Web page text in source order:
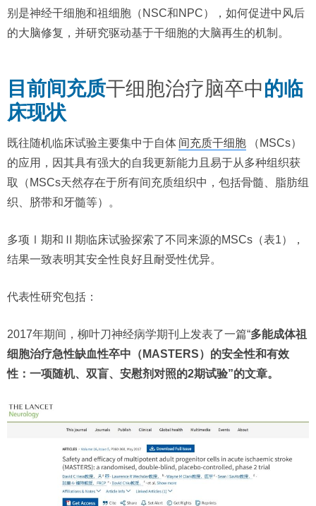
别是神经干细胞和祖细胞（NSC和NPC），如何促进中风后
的大脑修复，并研究驱动基于干细胞的大脑再生的机制。
目前间充质干细胞治疗脑卒中的临
床现状
既往随机临床试验主要集中于自体 间充质干细胞
（MSCs）
的应用，因其具有强大的自我更新能力且易于从多种组织获
取（MSCs天然存在于所有间充质组织中，包括骨髓、脂肪组
织、脐带和牙髓等）。
多项Ⅰ期和Ⅱ期临床试验探索了不同来源的MSCs（表1），
结果一致表明其安全性良好且耐受性优异。
代表性研究包括：
2017年期间，柳叶刀神经病学期刊上发表了一篇“多能成体祖
细胞治疗急性缺血性卒中（MASTERS）的安全性和有效
性：一项随机、双盲、安慰剂对照的2期试验”的文章。